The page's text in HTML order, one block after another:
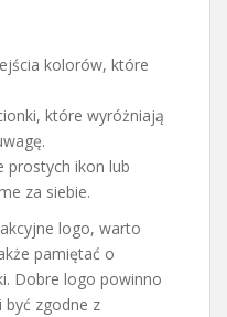
kolorów, które
które wyróżniają
prostych ikon lub
za siebie.
logo, warto
pamiętać o
Dobre logo powinno
być zgodne z